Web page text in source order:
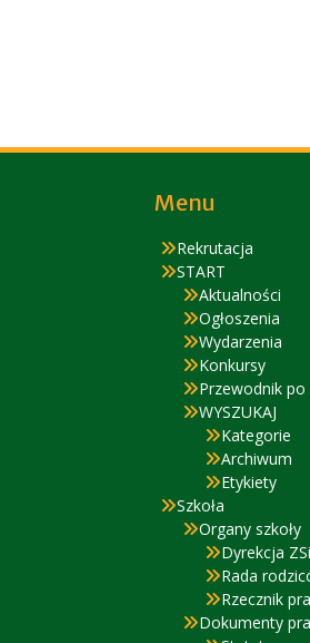
Menu
Rekrutacja
START
Aktualności
Ogłoszenia
Wydarzenia
Konkursy
Przewodnik po
WYSZUKAJ
Kategorie
Archiwum
Etykiety
Szkoła
Organy szkoły
Dyrekcja
Rada
Rzecznik
Dokumenty